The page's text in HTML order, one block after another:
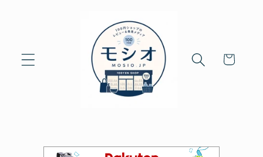
Cart